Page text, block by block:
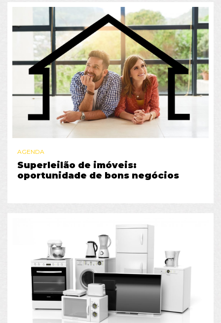
AGENDA
Superleilão de imóveis:
oportunidade de bons negócios